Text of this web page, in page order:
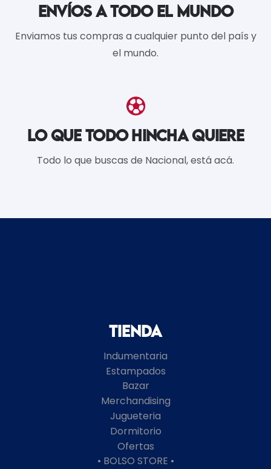
ENVÍOS A TODO EL MUNDO
Enviamos tus compras a cualquier punto del país y
el mundo.
LO QUE TODO HINCHA QUIERE
Todo lo que buscas de Nacional, está acá.
Tienda
Indumentaria
Estampados
Bazar
Merchandising
Jugueteria
Dormitorio
Ofertas
• BOLSO STORE •